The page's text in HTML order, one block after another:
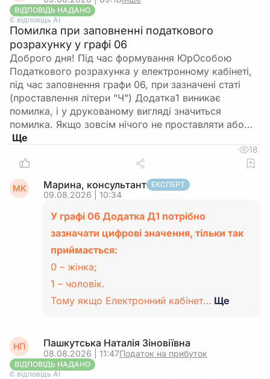
ВІДПОВІДЬ НАДАНО
Є відповідь АІ
Помилка при заповненні податкового
розрахунку у графі 06
Доброго дня! Під час формування ЮрОсобою
Податкового розрахунка у електронному кабінеті,
під час заповнення графи 06, при зазначені статі
(проставлення літери "Ч") Додатка1 виникає
помилка, і у друкованому вигляді значиться
помилка. Якщо зовсім нічого не проставляти або…
18
МК Марина, консультант ЕКСПЕРТ
09.08.2026 | 10:34
У графі 06 Додатка Д1 потрібно
зазначати цифрові значення, тільки так
приймається:
0 – жінка;
1 – чоловік.
Тому якщо Електронний кабінет… Ще
НП Пашкутська Наталія Зіновіївна
08.08.2026 | 11:47Податок на прибуток
ВІДПОВІДЬ НАДАНО
Є відповідь АІ